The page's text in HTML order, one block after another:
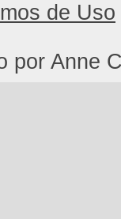
de Uso
por Anne